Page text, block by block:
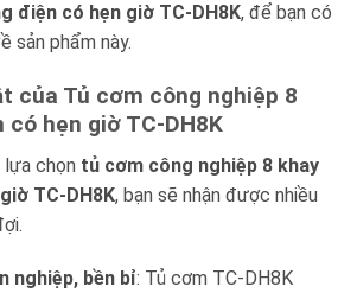
điện có hẹn giờ TC-DH8K, để bạn có
sản phẩm này.
của Tủ cơm công nghiệp 8
có hẹn giờ TC-DH8K
lựa chọn tủ cơm công nghiệp 8 khay
TC-DH8K, bạn sẽ nhận được nhiều
nghiệp, bền bỉ: Tủ cơm TC-DH8K